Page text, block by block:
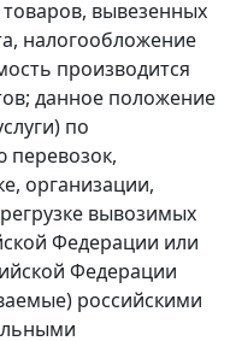
вывезенных
налогообложение
производится
данное положение
по
перевозок,
организации,
вывозимых
Федерации или
Федерации
российскими